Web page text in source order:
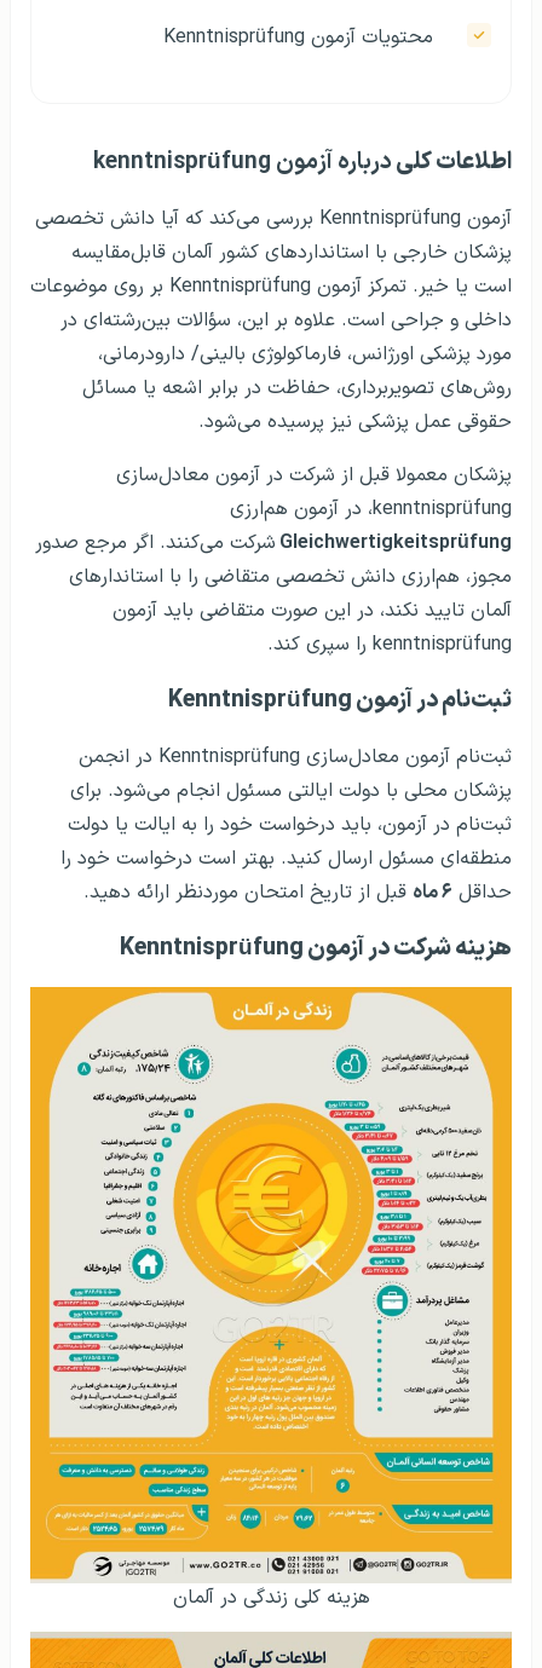
محتویات آزمون Kenntnisprüfung
اطلاعات کلیدرباره آزمون kenntnisprüfung
آزمون Kenntnisprüfung بررسی می‌کند که آیا دانش تخصصی
پزشکان خارجی با استانداردهای کشور آلمان قابل‌مقایسه
است یا خیر. تمرکز آزمون Kenntnisprüfung بر روی موضوعات
داخلی و جراحی است. علاوه بر این، سؤالات بین‌رشته‌ای در
مورد پزشکی اورژانس، فارماکولوژی بالینی/ دارودرمانی،
روش‌های تصویربرداری، حفاظت در برابر اشعه یا مسائل
حقوقی عمل پزشکی نیز پرسیده می‌شود.
پزشکان معمولا قبل از شرکت در آزمون معادل‌سازی
kenntnisprüfung، در آزمون هم‌ارزی
Gleichwertigkeitsprüfung شرکت می‌کنند. اگر مرجع صدور
مجوز، هم‌ارزی دانش تخصصی متقاضی را با استاندارهای
آلمان تایید نکند، در این صورت متقاضی باید آزمون
kenntnisprüfung را سپری کند.
ثبت‌نام در آزمون Kenntnisprüfung
ثبت‌نام آزمون معادل‌سازی Kenntnisprüfung در انجمن
پزشکان محلی با دولت ایالتی مسئول انجام می‌شود. برای
ثبت‌نام در آزمون، باید درخواست خود را به ایالت یا دولت
منطقه‌ای مسئول ارسال کنید. بهتر است درخواست خود را
حداقل ۶ ماه قبل از تاریخ امتحان موردنظر ارائه دهید.
هزینه شرکت در آزمون Kenntnisprüfung
هزینه کلی زندگی در آلمان